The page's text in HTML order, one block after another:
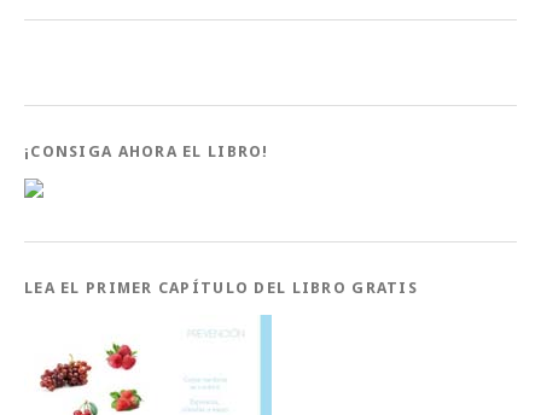
¡CONSIGA AHORA EL LIBRO!
LEA EL PRIMER CAPÍTULO DEL LIBRO GRATIS